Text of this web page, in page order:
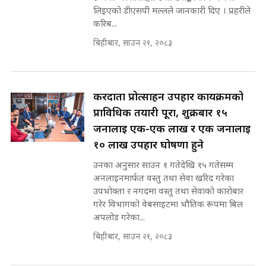
भनिन्–साथ दिनुहोस्, दबाब होइन ||
Sidhakura || Pratibha Rawal
SIDHAKURA ||
कहिले बन्ला चक्रपथ ? विस्तार कार्यमा
किन भइरहेछ ढिलाइ ?The Ring Road
Expansion Dilemma |
SIDHAKURA |
पटकपटक भावुक बने गृहमन्त्री सुदन
SIDHAKURA ||
मन्त्री आउने बित्तिकै सुरु भएको थियो
घुसको डिल || Raj Kumar Gupta ||
SIDHAKURA ||
घुसको डिल गर्ने मन्त्रीकाे राजिनामा,
भूमिसुधार मन्त्रीलाई जोगाइदै ! ||
SIDHAKURA ||
७८ लाख घुस खाने मन्त्री ! जोगाउने
प्रधानमन्त्री ? || SIDHAKURA ||
SIDHAKURA INVESTIGATION
||
लिइएको डीएसपी मल्लले जानकारी दिए । प्रहरीले
करिब...
बिहीबार, साउन २१, २०८३
करदाता प्रोत्साहन उपहार कार्यक्रमको
प्राविधिक तयारी पूरा, शुक्रबार १५
जनालाई एक-एक लाख र एक जनालाई
१० लाख उपहार घोषणा हुने
उनका अनुसार साउन १ गतेदेखि १५ गतेसम्म
अनलाइनमार्फत वस्तु तथा सेवा खरिद गरेका
उपभोक्ता र नगदमा वस्तु तथा सेवाको कारोबार
गरेर विभागको वेबसाइटमा भौतिक रूपमा बिल
अपलोड गरेका...
बिहीबार, साउन २१, २०८३